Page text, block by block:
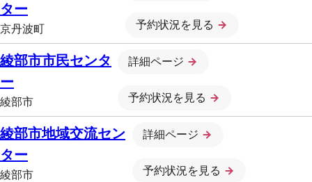
ター
京丹波町 予約状況を見る
綾部市市民センタ
ー
綾部市
詳細ページ
予約状況を見る
綾部市地域交流セン
ター
綾部市
詳細ページ
予約状況を見る